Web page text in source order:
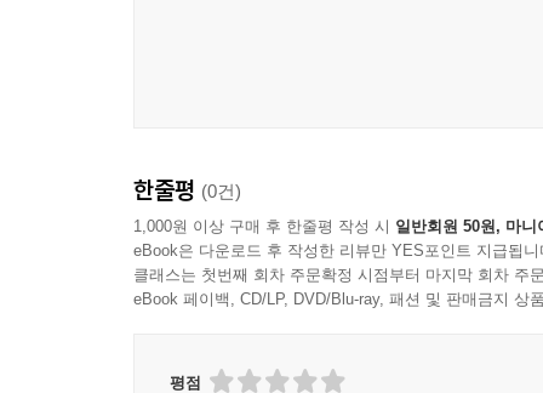
한줄평 (0건)
1,000원 이상 구매 후 한줄평 작성 시 일반회원 50원, 마니
eBook은 다운로드 후 작성한 리뷰만 YES포인트 지급됩니
클래스는 첫번째 회차 주문확정 시점부터 마지막 회차 주
eBook 페이백, CD/LP, DVD/Blu-ray, 패션 및 판매금지 상
평점